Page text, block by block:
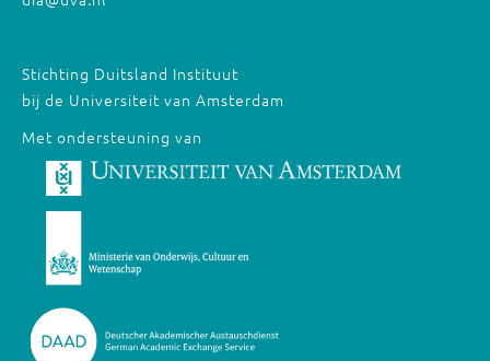
Stichting Duitsland Instituut
bij de Universiteit van Amsterdam
Met ondersteuning van